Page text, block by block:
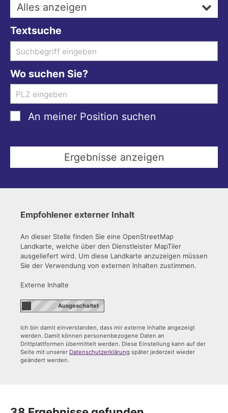
Alles anzeigen
Textsuche
Wo suchen Sie?
An meiner Position suchen
Empfohlener externer Inhalt
An dieser Stelle finden Sie eine OpenStreetMap
Landkarte, welche über den Dienstleister MapTiler
ausgeliefert wird. Um diese Landkarte anzuzeigen müssen
Sie der Verwendung von externen Inhalten zustimmen.
Externe Inhalte
Ich bin damit einverstanden, dass mir externe Inhalte angezeigt
werden. Damit können personenbezogene Daten an
Drittplattformen übermittelt werden. Diese Einstellung kann auf der
Seite mit unserer Datenschutzerklärung später jederzeit wieder
geändert werden.